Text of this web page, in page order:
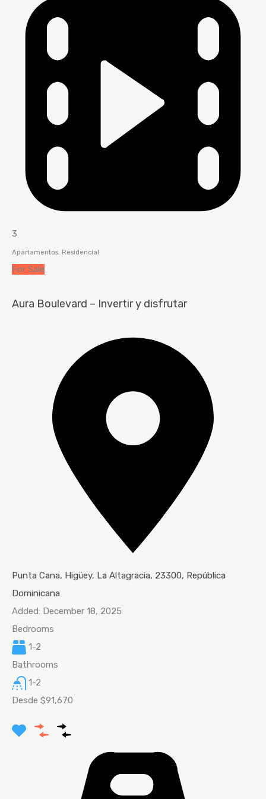
3
Apartamentos, Residencial
For Sale
Aura Boulevard – Invertir y disfrutar
Punta Cana, Higüey, La Altagracia, 23300, República
Dominicana
Added: December 18, 2025
Bedrooms
1-2
Bathrooms
1-2
Desde $91,670